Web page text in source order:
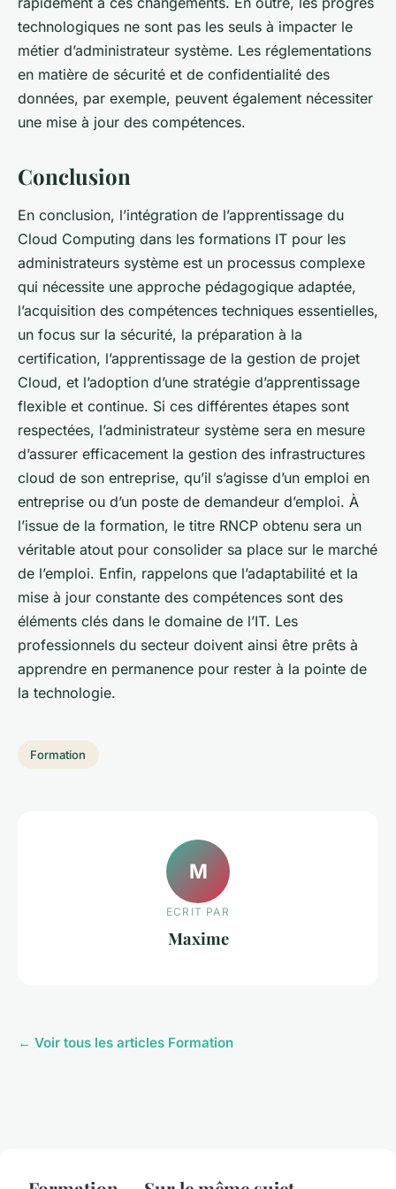
technologiques ne sont pas les seuls à impacter le
métier d’administrateur système. Les réglementations
en matière de sécurité et de confidentialité des
données, par exemple, peuvent également nécessiter
une mise à jour des compétences.
Conclusion
En conclusion, l’intégration de l’apprentissage du
Cloud Computing dans les formations IT pour les
administrateurs système est un processus complexe
qui nécessite une approche pédagogique adaptée,
l’acquisition des compétences techniques essentielles,
un focus sur la sécurité, la préparation à la
certification, l’apprentissage de la gestion de projet
Cloud, et l’adoption d’une stratégie d’apprentissage
flexible et continue. Si ces différentes étapes sont
respectées, l’administrateur système sera en mesure
d’assurer efficacement la gestion des infrastructures
cloud de son entreprise, qu’il s’agisse d’un emploi en
entreprise ou d’un poste de demandeur d’emploi. À
l’issue de la formation, le titre RNCP obtenu sera un
véritable atout pour consolider sa place sur le marché
de l’emploi. Enfin, rappelons que l’adaptabilité et la
mise à jour constante des compétences sont des
éléments clés dans le domaine de l’IT. Les
professionnels du secteur doivent ainsi être prêts à
apprendre en permanence pour rester à la pointe de
la technologie.
Formation
M
ECRIT PAR
Maxime
← Voir tous les articles Formation